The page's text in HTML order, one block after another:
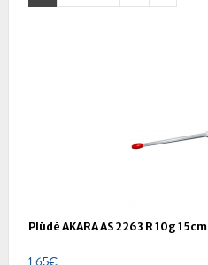
Plūdė AKARA AS 2263 R 10g 15cm